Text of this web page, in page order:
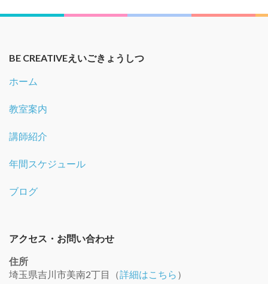
BE CREATIVEえいごきょうしつ
ホーム
教室案内
講師紹介
年間スケジュール
ブログ
アクセス・お問い合わせ
住所
埼玉県吉川市美南2丁目（詳細はこちら ）